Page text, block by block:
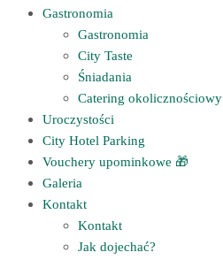
Gastronomia
Gastronomia
City Taste
Śniadania
Catering okolicznościowy
Uroczystości
City Hotel Parking
Vouchery upominkowe 🎁
Galeria
Kontakt
Kontakt
Jak dojechać?